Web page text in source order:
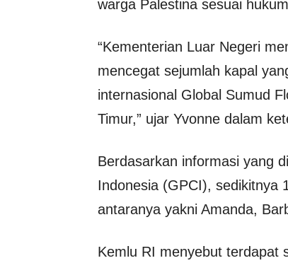
warga Palestina sesuai
“Kementerian Luar Negeri
mencegat sejumlah kapal
internasional Global Sumud
Timur,” ujar Yvonne dalam
Berdasarkan informasi yang
Indonesia (GPCI), sedikitnya
antaranya yakni Amanda,
Kemlu RI menyebut terdapat